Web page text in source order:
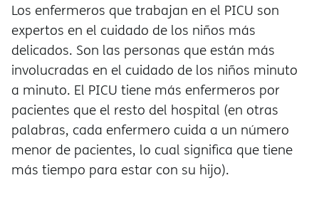
Los enfermeros que trabajan en el PICU son
expertos en el cuidado de los niños más
delicados. Son las personas que están más
involucradas en el cuidado de los niños minuto
a minuto. El PICU tiene más enfermeros por
pacientes que el resto del hospital (en otras
palabras, cada enfermero cuida a un número
menor de pacientes, lo cual significa que tiene
más tiempo para estar con su hijo).